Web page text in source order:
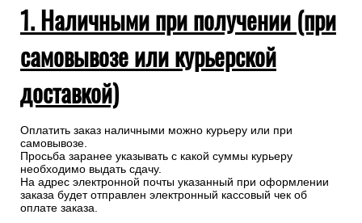
1. Наличными при получении (при
самовывозе или курьерской
доставкой)
Оплатить заказ наличными можно курьеру или при
самовывозе.
Просьба заранее указывать с какой суммы курьеру
необходимо выдать сдачу.
На адрес электронной почты указанный при оформлении
заказа будет отправлен электронный кассовый чек об
оплате заказа.